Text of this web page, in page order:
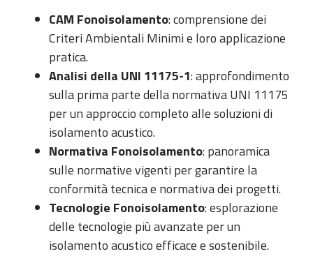
CAM Fonoisolamento: comprensione dei
Criteri Ambientali Minimi e loro applicazione
pratica.
Analisi della UNI 11175-1: approfondimento
sulla prima parte della normativa UNI 11175
per un approccio completo alle soluzioni di
isolamento acustico.
Normativa Fonoisolamento: panoramica
sulle normative vigenti per garantire la
conformità tecnica e normativa dei progetti.
Tecnologie Fonoisolamento: esplorazione
delle tecnologie più avanzate per un
isolamento acustico efficace e sostenibile.